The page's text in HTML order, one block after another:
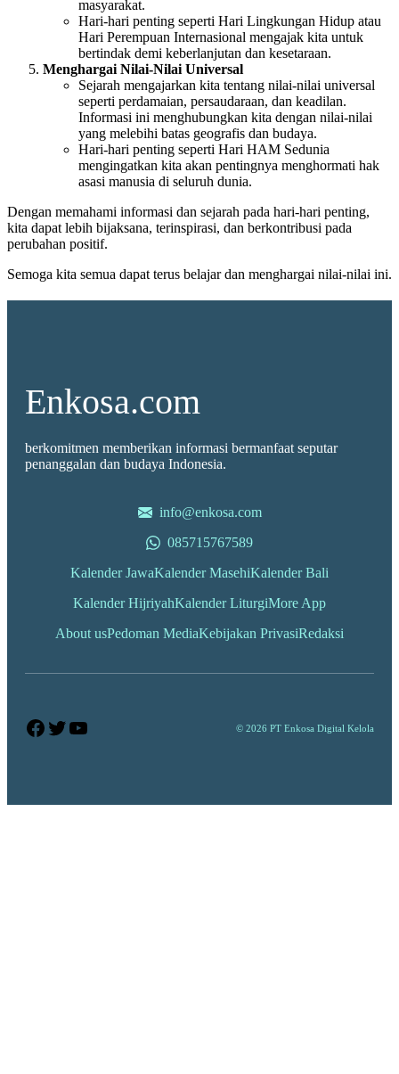
masyarakat.
Hari-hari penting seperti Hari Lingkungan Hidup atau
Hari Perempuan Internasional mengajak kita untuk
bertindak demi keberlanjutan dan kesetaraan.
Menghargai Nilai-Nilai Universal
Sejarah mengajarkan kita tentang nilai-nilai universal
seperti perdamaian, persaudaraan, dan keadilan.
Informasi ini menghubungkan kita dengan nilai-nilai
yang melebihi batas geografis dan budaya.
Hari-hari penting seperti Hari HAM Sedunia
mengingatkan kita akan pentingnya menghormati hak
asasi manusia di seluruh dunia.
Dengan memahami informasi dan sejarah pada hari-hari penting,
kita dapat lebih bijaksana, terinspirasi, dan berkontribusi pada
perubahan positif.
Semoga kita semua dapat terus belajar dan menghargai nilai-nilai ini.
Enkosa.com
berkomitmen memberikan informasi bermanfaat seputar
penanggalan dan budaya Indonesia.
info@enkosa.com
085715767589
Kalender JawaKalender MasehiKalender Bali
Kalender HijriyahKalender LiturgiMore App
About usPedoman MediaKebijakan PrivasiRedaksi
Facebook
Twitter
YouTube © 2026 PT Enkosa Digital Kelola